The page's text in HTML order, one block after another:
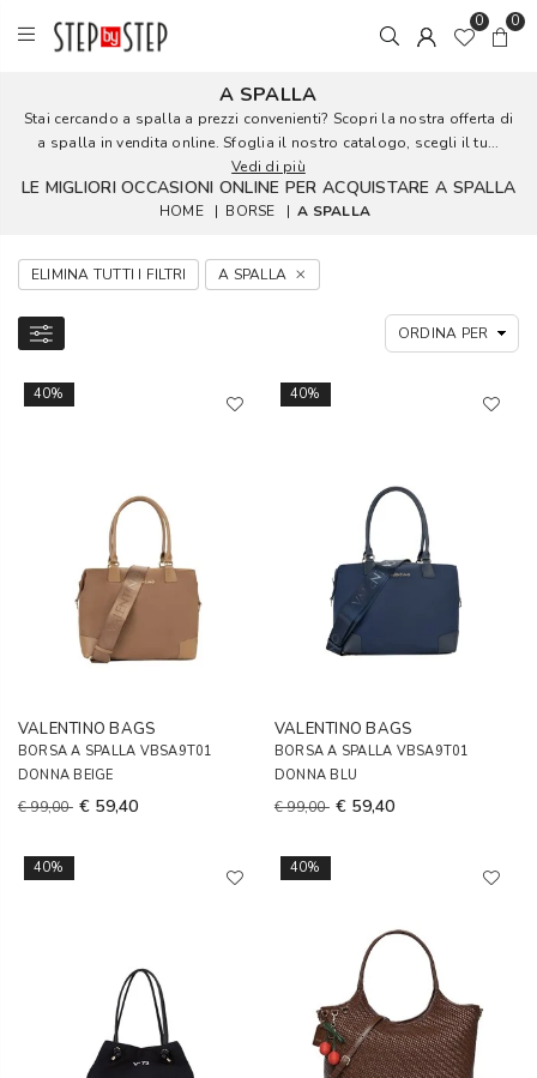
0 0
A SPALLA
Stai cercando a spalla a prezzi convenienti? Scopri la nostra offerta di
a spalla in vendita online. Sfoglia il nostro catalogo, scegli il tu...
Vedi di più
LE MIGLIORI OCCASIONI ONLINE PER ACQUISTARE A SPALLA
HOME | BORSE | A SPALLA
ELIMINA TUTTI I FILTRI A SPALLA
40%
VALENTINO BAGS
BORSA A SPALLA VBSA9T01
DONNA BEIGE
€ 99,00 € 59,40
40%
VALENTINO BAGS
BORSA A SPALLA VBSA9T01
DONNA BLU
€ 99,00 € 59,40
40% 40%